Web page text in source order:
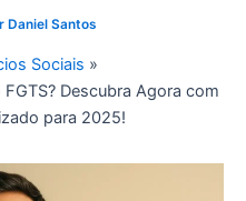
Daniel Santos
Sociais
Descubra Agora com
para 2025!